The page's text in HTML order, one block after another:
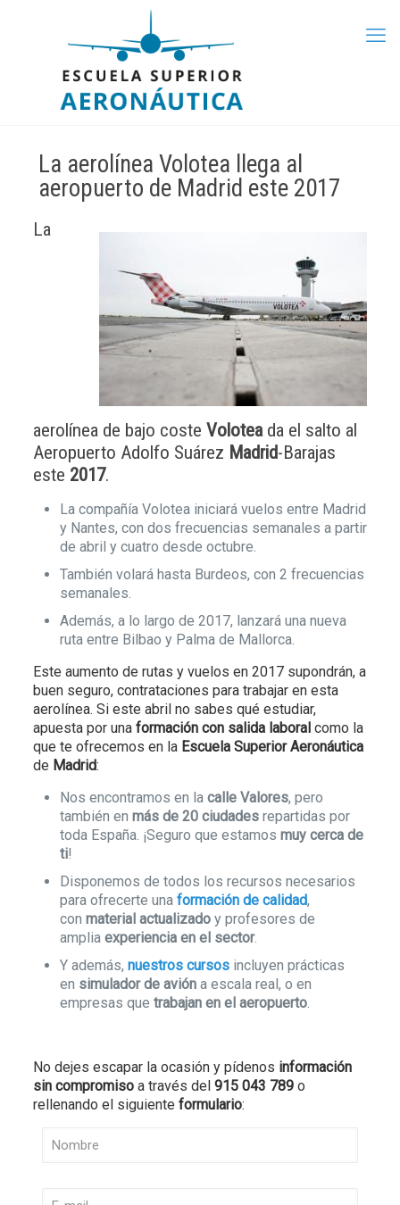
La aerolínea Volotea llega al
aeropuerto de Madrid este 2017
La
aerolínea de bajo coste Voloteada el salto al
Aeropuerto Adolfo Suárez Madrid-Barajas
este 2017.
La compañía Volotea iniciará vuelos entre Madrid
y Nantes, con dos frecuencias semanales a partir
de abril y cuatro desde octubre.
También volará hasta Burdeos, con 2 frecuencias
semanales.
Además, a lo largo de 2017, lanzará una nueva
ruta entre Bilbao y Palma de Mallorca.
Este aumento de rutas y vuelos en 2017 supondrán, a
buen seguro, contrataciones para trabajar en esta
aerolínea. Si este abril no sabes qué estudiar,
apuesta por una formación con salida laboralcomo la
que te ofrecemos en la Escuela Superior Aeronáutica
de Madrid:
Nos encontramos en la calle Valores, pero
también en más de 20 ciudadesrepartidas por
toda España. ¡Seguro que estamos muy cerca de
ti!
Disponemos de todos los recursos necesarios
para ofrecerte una formación de calidad,
con material actualizadoy profesores de
amplia experiencia en el sector.
Y además, nuestros cursosincluyen prácticas
en simulador de avióna escala real, o en
empresas que trabajan en el aeropuerto.
No dejes escapar la ocasión y pídenos información
sin compromisoa través del 915 043 789o
rellenando el siguiente formulario: